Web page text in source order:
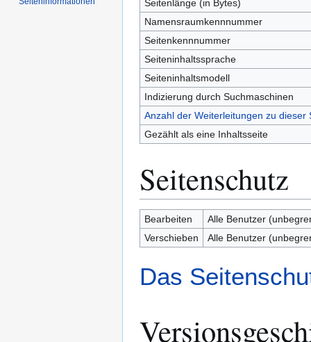
Seitenlänge (in Bytes)
Namensraumkennnummer
Seitenkennnummer
Seiteninhaltssprache
Seiteninhaltsmodell
Indizierung durch Suchmaschinen
Anzahl der Weiterleitungen zu dieser
Gezählt als eine Inhaltsseite
Seitenschutz
Bearbeiten
Alle Benutzer
Verschieben
Alle Benutzer
Das